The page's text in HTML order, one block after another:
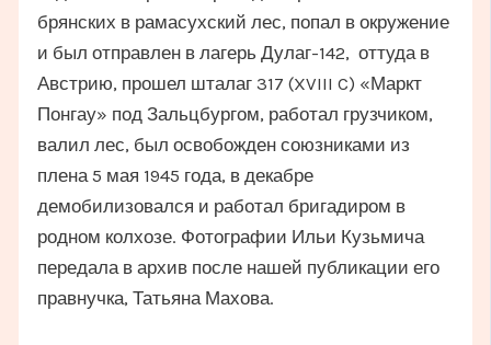
брянских в рамасухский лес, попал в окружение
и был отправлен в лагерь Дулаг-142, оттуда в
Австрию, прошел шталаг 317 (XVIII C) «Маркт
Понгау» под Зальцбургом, работал грузчиком,
валил лес, был освобожден союзниками из
плена 5 мая 1945 года, в декабре
демобилизовался и работал бригадиром в
родном колхозе. Фотографии Ильи Кузьмича
передала в архив после нашей публикации его
правнучка, Татьяна Махова.